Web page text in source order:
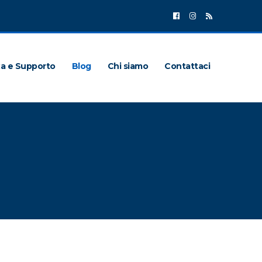
e Supporto Blog Chi siamo Contattaci